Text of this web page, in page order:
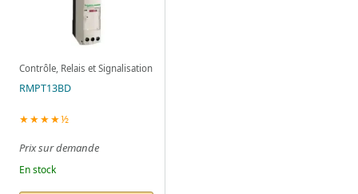
Contrôle, Relais et Signalisation
RMPT13BD
★★★★½
Prix sur demande
En stock